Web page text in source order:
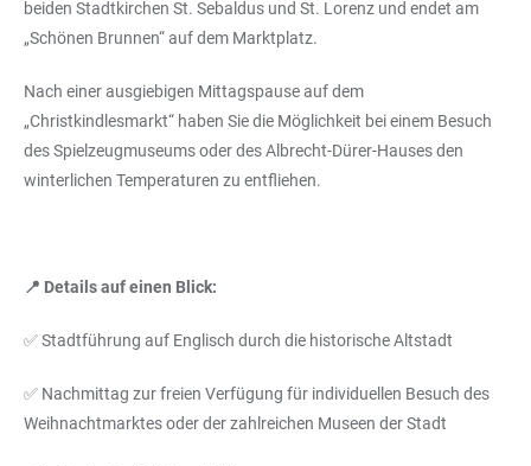
beiden Stadtkirchen St. Sebaldus und St. Lorenz und endet am
„Schönen Brunnen“ auf dem Marktplatz.
Nach einer ausgiebigen Mittagspause auf dem
„Christkindlesmarkt“ haben Sie die Möglichkeit bei einem Besuch
des Spielzeugmuseums oder des Albrecht-Dürer-Hauses den
winterlichen Temperaturen zu entfliehen.
📍 Details auf einen Blick:
✅Stadtführung auf Englisch durch die historische Altstadt
✅ Nachmittag zur freien Verfügung für individuellen Besuch des
Weihnachtmarktes oder der zahlreichen Museen der Stadt